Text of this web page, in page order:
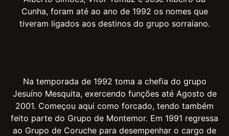
Cunha, foram até ao ano de 1992 os nomes que
tiveram ligados aos destinos do grupo sorraiano.
Na temporada de 1992 toma a chefia do grupo
Jesuíno Mesquita, exercendo funções até Agosto de
2001. Começou aqui como forcado, tendo também
feito parte do Grupo de Montemor. Em 1991 regressa
ao Grupo de Coruche para desempenhar o cargo de